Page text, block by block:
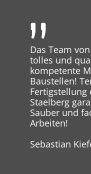
Das Team
tolles und
kompetente
Baustellen!
Staelberg
Sauber und
Arbeiten!
Sebastian